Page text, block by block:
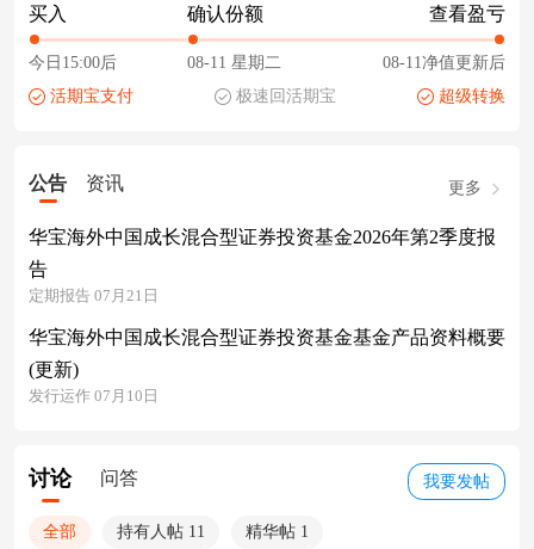
买入
今日15:00后
确认份额
08-11 星期二
查看盈亏
08-11净值更新后
活期宝支付
极速回活期宝 超级转换
公告 资讯 更多
华宝海外中国成长混合型证券投资基金2026年第2季度报
告
定期报告 07月21日
华宝海外中国成长混合型证券投资基金基金产品资料概要
(更新)
发行运作 07月10日
我要发帖
讨论 问答
全部 持有人帖 11 精华帖 1